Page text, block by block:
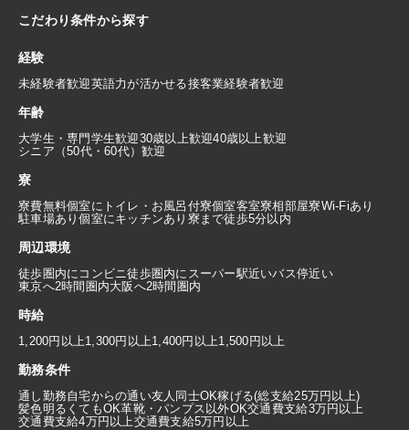
こだわり条件から探す
経験
未経験者歓迎英語力が活かせる接客業経験者歓迎
年齢
大学生・専門学生歓迎30歳以上歓迎40歳以上歓迎
シニア（50代・60代）歓迎
寮
寮費無料個室にトイレ・お風呂付寮個室客室寮相部屋寮Wi-Fiあり
駐車場あり個室にキッチンあり 寮まで徒歩5分以内
周辺環境
徒歩圏内にコンビニ徒歩圏内にスーパー駅近いバス停近い
東京へ2時間圏内大阪へ2時間圏内
時給
1,200円以上1,300円以上1,400円以上1,500円以上
勤務条件
通し勤務自宅からの通い友人同士OK稼げる(総支給25万円以上)
髪色明るくてもOK革靴・パンプス以外OK交通費支給3万円以上
交通費支給4万円以上交通費支給5万円以上